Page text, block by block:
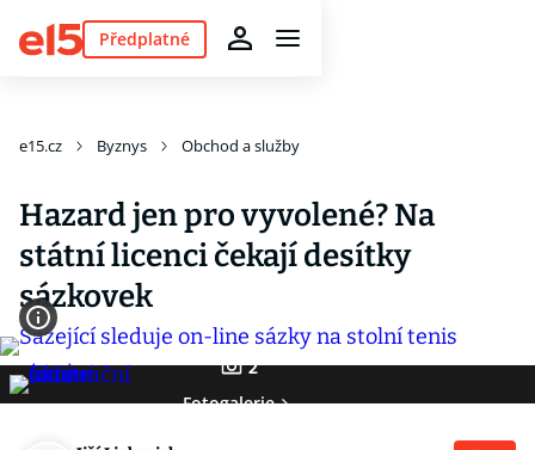
Předplatné
e15.cz Byznys Obchod a služby
Hazard jen pro vyvolené? Na
státní licenci čekají desítky
sázkovek
2
Fotogalerie